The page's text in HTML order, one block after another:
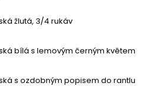
žlutá, 3/4 rukáv
bílá s lemovým černým květem
s ozdobným popisem do rantlu